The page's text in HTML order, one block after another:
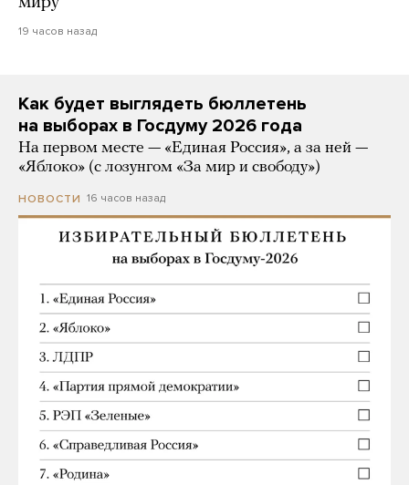
19 часов назад
Как будет выглядеть бюллетень
на выборах в Госдуму 2026 года
На первом месте — «Единая Россия», а за ней —
«Яблоко» (с лозунгом «За мир и свободу»)
НОВОСТИ 16 часов назад